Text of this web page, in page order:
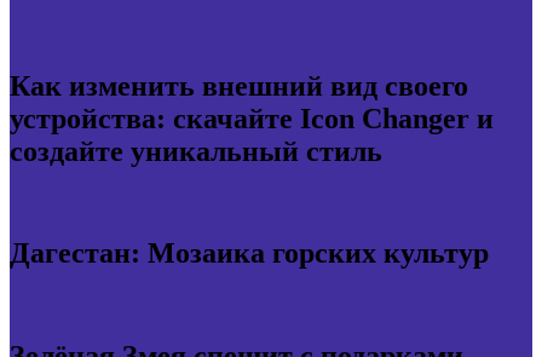
Как изменить внешний вид своего
устройства: скачайте Icon Changer и
создайте уникальный стиль
Дагестан: Мозаика горских культур